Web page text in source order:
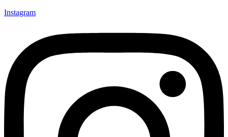
Instagram